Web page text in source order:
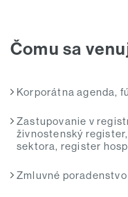
Čomu sa
Korporátna agenda,
Zastupovanie v
živnostenský
sektora, register
Zmluvné